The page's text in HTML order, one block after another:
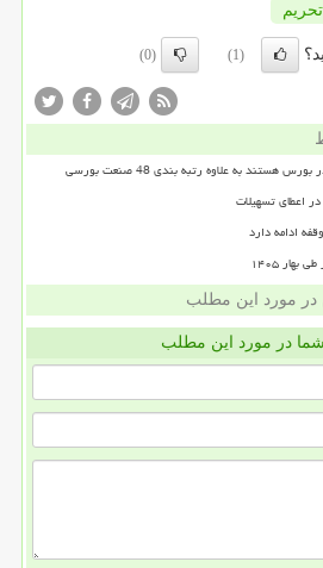
تحریم
(1)
(0)
به علاوه رتبه بندی 48 صنعت بورسی
اعطای تسهیلات
ادامه دارد
در مورد این مطلب
در مورد این مطلب